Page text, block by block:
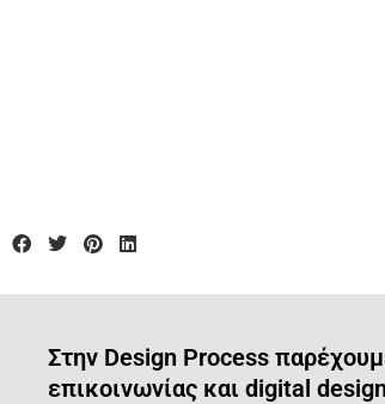
Στην Design Process
επικοινωνίας και digital